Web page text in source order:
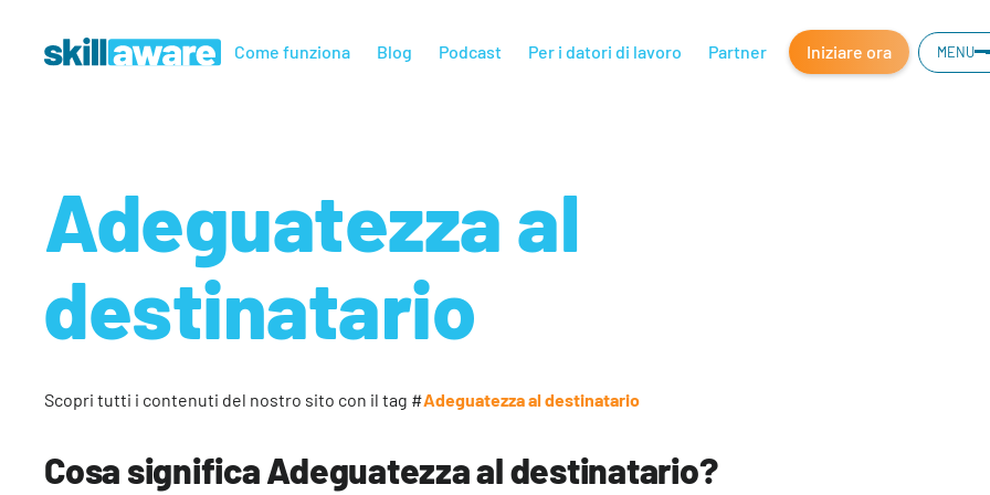
Come funziona Blog Podcast Per i datori di lavoro Partner Iniziare ora MENU
Adeguatezza al
destinatario
Scopri tutti i contenuti del nostro sito con il tag #Adeguatezza al destinatario
Cosa significa Adeguatezza al destinatario?